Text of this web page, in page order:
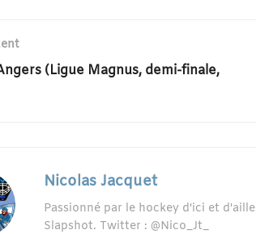
(Ligue Magnus, demi-finale,
Nicolas Jacquet
Passionné par le hockey d'ici et
Slapshot. Twitter : @Nico_Jt_